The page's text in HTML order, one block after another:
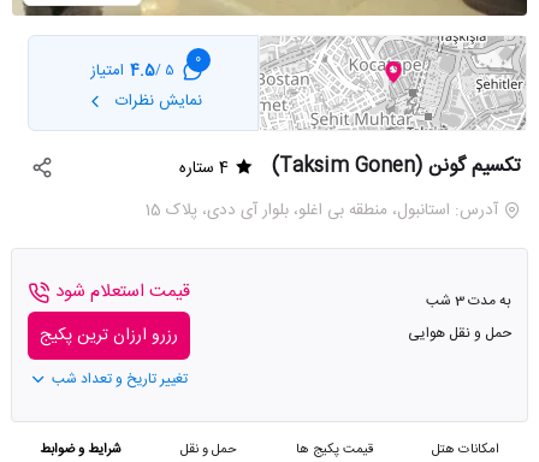
0
5 /
4.5 امتیاز
نمایش نظرات
تکسیم گونن (Taksim Gonen)
4 ستاره
آدرس: استانبول، منطقه بی اغلو، بلوار آی ددی، پلاک 15
به مدت 3 شب
حمل و نقل هوایی
قیمت استعلام شود
رزرو ارزان ترین پکیج
تغییر تاریخ و تعداد شب
امکانات هتل قیمت پکیج ها حمل و نقل شرایط و ضوابط